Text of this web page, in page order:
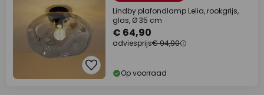
Lindby plafondlamp Lelia, rookgrijs,
glas, Ø 35 cm
€ 64,90
adviesprijs€ 94,90
Op voorraad